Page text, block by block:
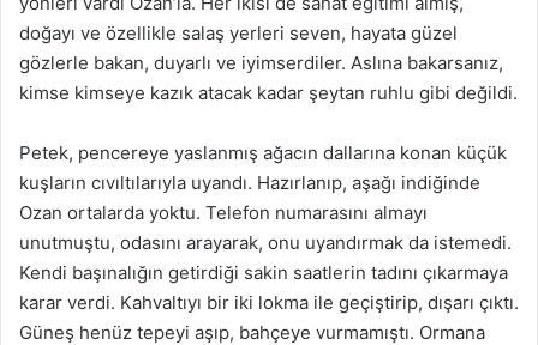
doğayı ve özellikle salaş yerleri seven, hayata güzel
gözlerle bakan, duyarlı ve iyimserdiler. Aslına bakarsanız,
kimse kimseye kazık atacak kadar şeytan ruhlu gibi değildi.
Petek, pencereye yaslanmış ağacın dallarına konan küçük
kuşların cıvıltılarıyla uyandı. Hazırlanıp, aşağı indiğinde
Ozan ortalarda yoktu. Telefon numarasını almayı
unutmuştu, odasını arayarak, onu uyandırmak da istemedi.
Kendi başınalığın getirdiği sakin saatlerin tadını çıkarmaya
karar verdi. Kahvaltıyı bir iki lokma ile geçiştirip, dışarı çıktı.
Güneş henüz tepeyi aşıp, bahçeye vurmamıştı. Ormana